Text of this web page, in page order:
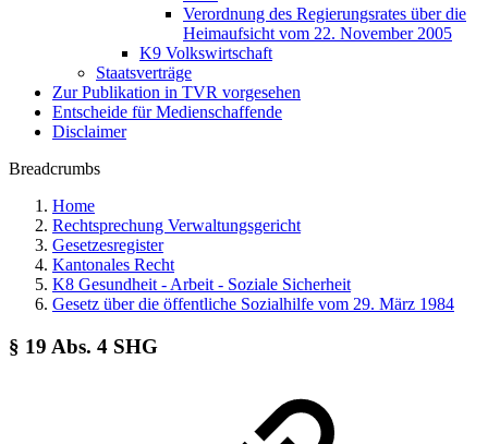
Verordnung des Regierungsrates über die
Heimaufsicht vom 22. November 2005
K9 Volkswirtschaft
Staatsverträge
Zur Publikation in TVR vorgesehen
Entscheide für Medienschaffende
Disclaimer
Breadcrumbs
Home
Rechtsprechung Verwaltungsgericht
Gesetzesregister
Kantonales Recht
K8 Gesundheit - Arbeit - Soziale Sicherheit
Gesetz über die öffentliche Sozialhilfe vom 29. März 1984
§ 19 Abs. 4 SHG